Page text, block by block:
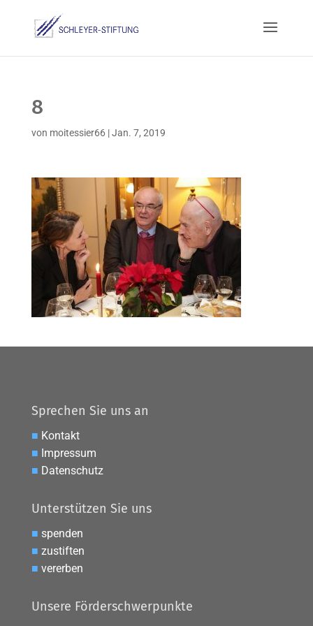
8
von moitessier66|Jan. 7, 2019
Sprechen Sie uns an
■ Kontakt
■ Impressum
■ Datenschutz
Unterstützen Sie uns
■ spenden
■ zustiften
■ vererben
Unsere Förderschwerpunkte